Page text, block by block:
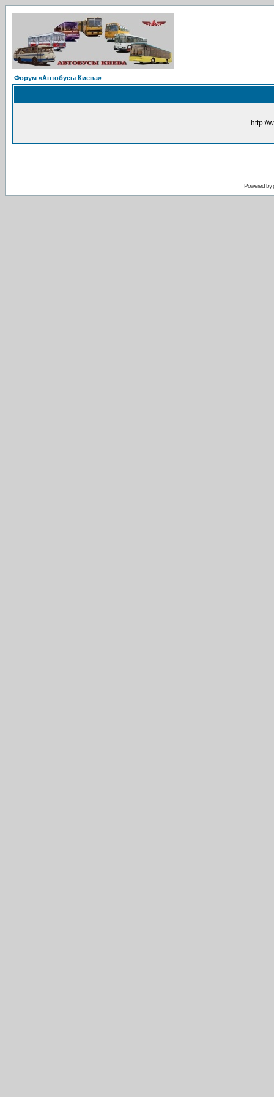
Форум «Автобусы Киева»
http://
Powered by